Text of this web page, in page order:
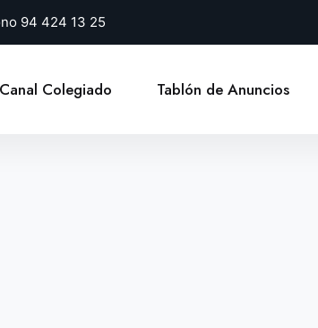
94 424 13 25
Canal Colegiado Tablón de Anuncios